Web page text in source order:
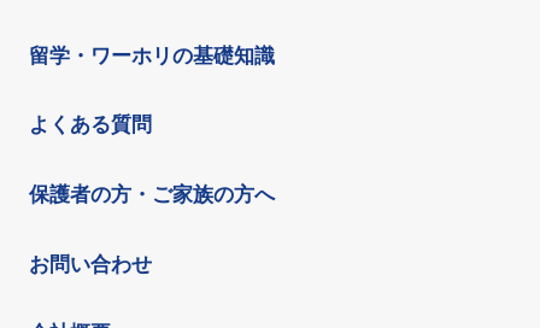
留学・ワーホリの基礎知識
よくある質問
保護者の方・ご家族の方へ
お問い合わせ